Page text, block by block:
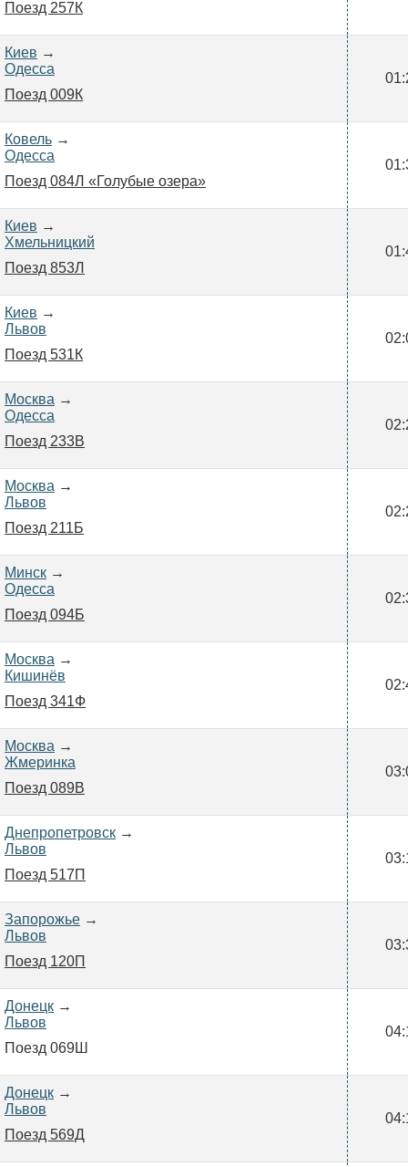
Поезд 257К
Киев →
Одесса
Поезд 009К
Ковель →
Одесса
Поезд 084Л «Голубые озера»
Киев →
Хмельницкий
Поезд 853Л
Киев →
Львов
Поезд 531К
Москва →
Одесса
Поезд 233В
Москва →
Львов
Поезд 211Б
Минск →
Одесса
Поезд 094Б
Москва →
Кишинёв
Поезд 341Ф
Москва →
Жмеринка
Поезд 089В
Днепропетровск →
Львов
Поезд 517П
Запорожье →
Львов
Поезд 120П
Донецк →
Львов
Поезд 069Ш
Донецк →
Львов
Поезд 569Д